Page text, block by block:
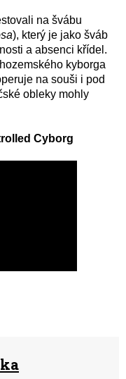
na švábu
), který je jako šváb
a absenci křídel.
kyborga
na souši i pod
obleky mohly
Cyborg